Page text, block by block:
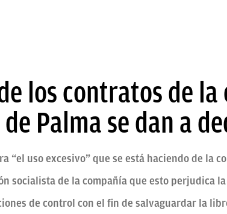
los contratos de
Palma se dan a
“el uso excesivo” que se está haciendo de la
socialista de la compañía que esto perjudica
de control con el fin de salvaguardar la